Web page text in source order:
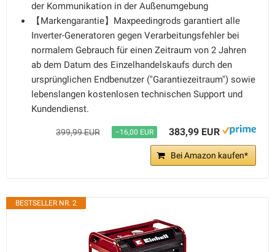
der Kommunikation in der Außenumgebung
【Markengarantie】Maxpeedingrods garantiert alle
Inverter-Generatoren gegen Verarbeitungsfehler bei
normalem Gebrauch für einen Zeitraum von 2 Jahren
ab dem Datum des Einzelhandelskaufs durch den
ursprünglichen Endbenutzer ("Garantiezeitraum") sowie
lebenslangen kostenlosen technischen Support und
Kundendienst.
399,99 EUR −16,00 EUR 383,99 EUR
Bei Amazon kaufen*
BESTSELLER NR. 2